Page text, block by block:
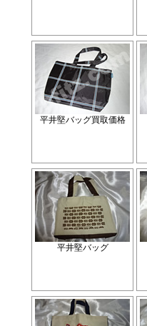
平井堅バッグ買取価格
平井堅バッグ